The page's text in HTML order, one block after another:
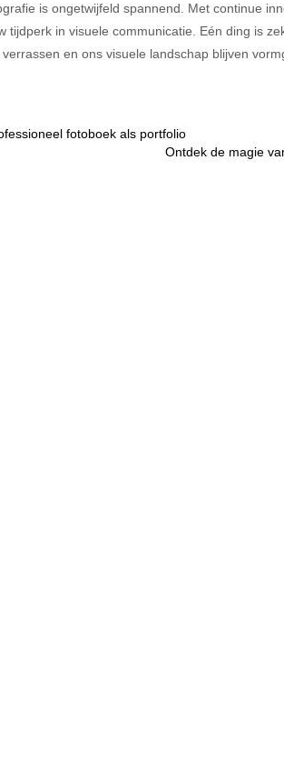
is ongetwijfeld spannend. Met continue
tijdperk in visuele communicatie. Eén ding is
en ons visuele landschap blijven
fotoboek als portfolio
Ontdek de magie